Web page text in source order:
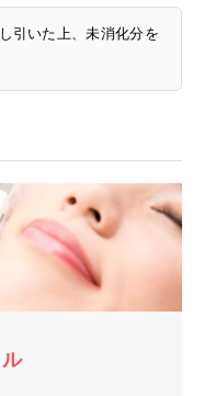
引いた上、未消化分を